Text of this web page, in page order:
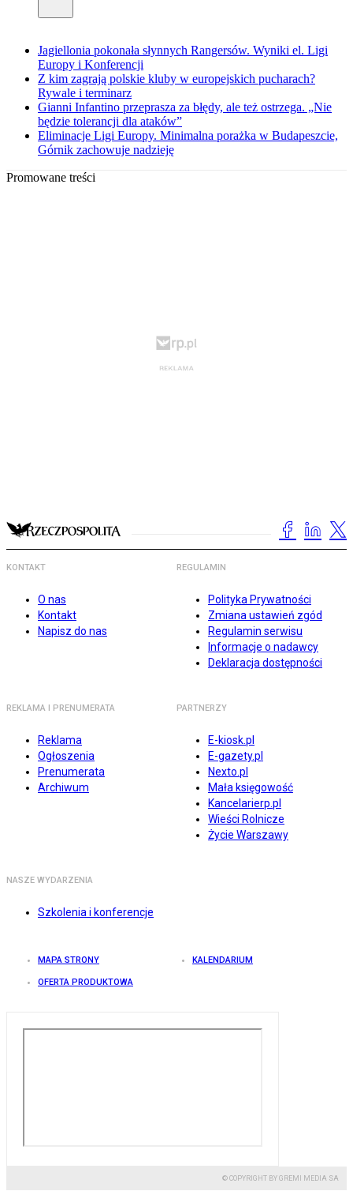
Jagiellonia pokonała słynnych Rangersów. Wyniki el. Ligi
Europy i Konferencji
Z kim zagrają polskie kluby w europejskich pucharach?
Rywale i terminarz
Gianni Infantino przeprasza za błędy, ale też ostrzega. „Nie
będzie tolerancji dla ataków”
Eliminacje Ligi Europy. Minimalna porażka w Budapeszcie,
Górnik zachowuje nadzieję
Promowane treści
KONTAKT
O nas
Kontakt
Napisz do nas
REGULAMIN
Polityka Prywatności
Zmiana ustawień zgód
Regulamin serwisu
Informacje o nadawcy
Deklaracja dostępności
REKLAMA I PRENUMERATA
Reklama
Ogłoszenia
Prenumerata
Archiwum
PARTNERZY
E-kiosk.pl
E-gazety.pl
Nexto.pl
Mała księgowość
Kancelarierp.pl
Wieści Rolnicze
Życie Warszawy
NASZE WYDARZENIA
Szkolenia i konferencje
MAPA STRONY KALENDARIUM
OFERTA PRODUKTOWA
© COPYRIGHT BY GREMI MEDIA SA